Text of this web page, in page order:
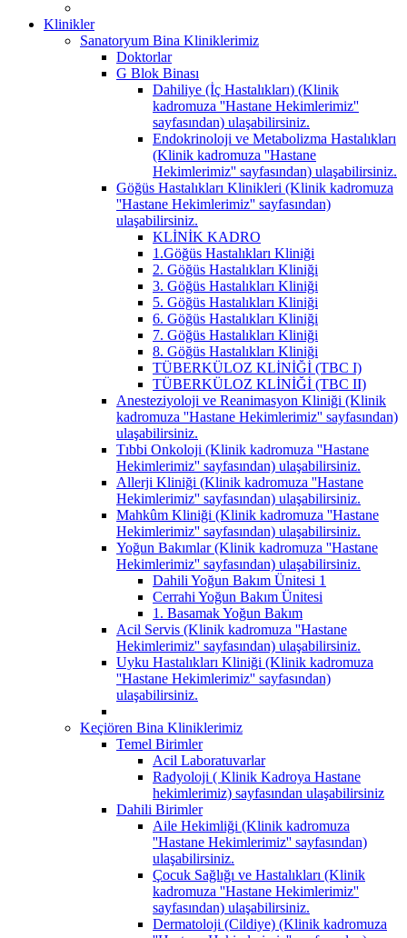
Klinikler
Sanatoryum Bina Kliniklerimiz
Doktorlar
G Blok Binası
Dahiliye (İç Hastalıkları) (Klinik
kadromuza ''Hastane Hekimlerimiz''
sayfasından) ulaşabilirsiniz.
Endokrinoloji ve Metabolizma Hastalıkları
(Klinik kadromuza ''Hastane
Hekimlerimiz'' sayfasından) ulaşabilirsiniz.
Göğüs Hastalıkları Klinikleri (Klinik kadromuza
''Hastane Hekimlerimiz'' sayfasından)
ulaşabilirsiniz.
KLİNİK KADRO
1.Göğüs Hastalıkları Kliniği
2. Göğüs Hastalıkları Kliniği
3. Göğüs Hastalıkları Kliniği
5. Göğüs Hastalıkları Kliniği
6. Göğüs Hastalıkları Kliniği
7. Göğüs Hastalıkları Kliniği
8. Göğüs Hastalıkları Kliniği
TÜBERKÜLOZ KLİNİĞİ (TBC I)
TÜBERKÜLOZ KLİNİĞİ (TBC II)
Anesteziyoloji ve Reanimasyon Kliniği (Klinik
kadromuza ''Hastane Hekimlerimiz'' sayfasından)
ulaşabilirsiniz.
Tıbbi Onkoloji (Klinik kadromuza ''Hastane
Hekimlerimiz'' sayfasından) ulaşabilirsiniz.
Allerji Kliniği (Klinik kadromuza ''Hastane
Hekimlerimiz'' sayfasından) ulaşabilirsiniz.
Mahkûm Kliniği (Klinik kadromuza ''Hastane
Hekimlerimiz'' sayfasından) ulaşabilirsiniz.
Yoğun Bakımlar (Klinik kadromuza ''Hastane
Hekimlerimiz'' sayfasından) ulaşabilirsiniz.
Dahili Yoğun Bakım Ünitesi 1
Cerrahi Yoğun Bakım Ünitesi
1. Basamak Yoğun Bakım
Acil Servis (Klinik kadromuza ''Hastane
Hekimlerimiz'' sayfasından) ulaşabilirsiniz.
Uyku Hastalıkları Kliniği (Klinik kadromuza
''Hastane Hekimlerimiz'' sayfasından)
ulaşabilirsiniz.
Keçiören Bina Kliniklerimiz
Temel Birimler
Acil Laboratuvarlar
Radyoloji ( Klinik Kadroya Hastane
hekimlerimiz) sayfasından ulaşabilirsiniz
Dahili Birimler
Aile Hekimliği (Klinik kadromuza
''Hastane Hekimlerimiz'' sayfasından)
ulaşabilirsiniz.
Çocuk Sağlığı ve Hastalıkları (Klinik
kadromuza ''Hastane Hekimlerimiz''
sayfasından) ulaşabilirsiniz.
Dermatoloji (Cildiye) (Klinik kadromuza